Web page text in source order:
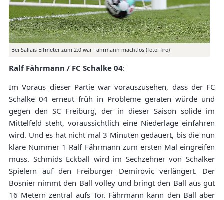
Bei Sallais Elfmeter zum 2:0 war Fährmann machtlos (foto: firo)
Ralf Fährmann / FC Schalke 04:
Im Voraus dieser Partie war vorauszusehen, dass der FC
Schalke 04 erneut früh in Probleme geraten würde und
gegen den SC Freiburg, der in dieser Saison solide im
Mittelfeld steht, voraussichtlich eine Niederlage einfahren
wird. Und es hat nicht mal 3 Minuten gedauert, bis die nun
klare Nummer 1 Ralf Fährmann zum ersten Mal eingreifen
muss. Schmids Eckball wird im Sechzehner von Schalker
Spielern auf den Freiburger Demirovic verlängert. Der
Bosnier nimmt den Ball volley und bringt den Ball aus gut
16 Metern zentral aufs Tor. Fährmann kann den Ball aber